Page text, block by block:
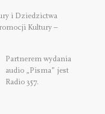
i Dziedzictwa
Kultury –
Partnerem wydania
audio „Pisma” jest
Radio 357.